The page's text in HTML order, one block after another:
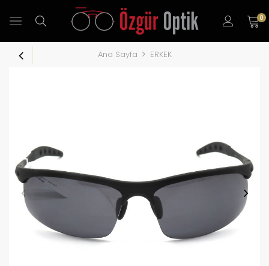
0
Ana Sayfa ERKEK